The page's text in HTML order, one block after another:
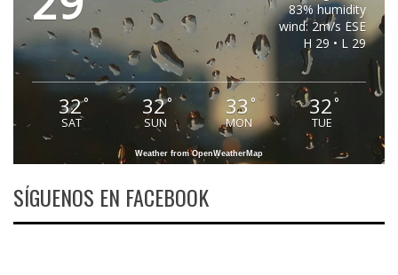
83% humidity
wind: 2m/s ESE
H 29 • L 29
32°
SAT
32°
SUN
33 °
MON
32°
TUE
Weather from OpenWeatherMap
SÍGUENOS EN FACEBOOK